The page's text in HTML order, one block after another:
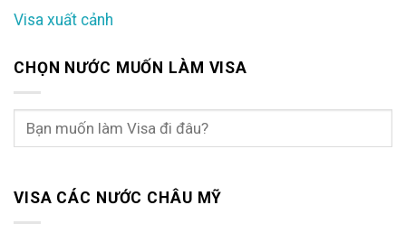
Visa xuất cảnh
CHỌN NƯỚC MUỐN LÀM VISA
VISA CÁC NƯỚC CHÂU MỸ